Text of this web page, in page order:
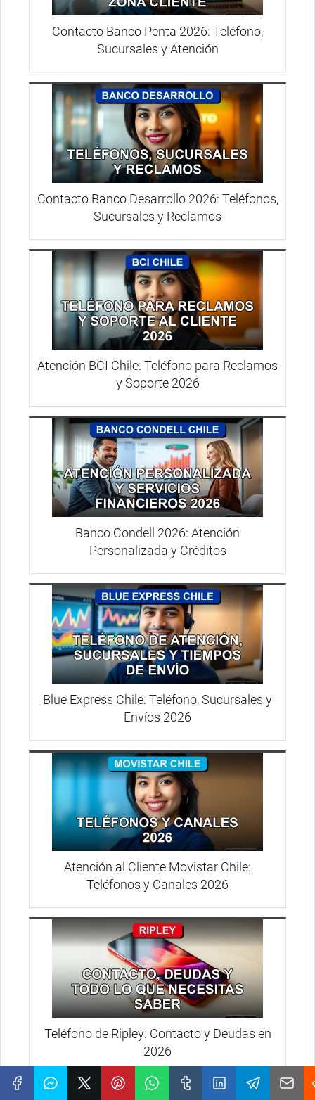
Contacto Banco Penta 2026: Teléfono,
Sucursales y Atención
Contacto Banco Desarrollo 2026: Teléfonos,
Sucursales y Reclamos
Atención BCI Chile: Teléfono para Reclamos
y Soporte 2026
Banco Condell 2026: Atención
Personalizada y Créditos
Blue Express Chile: Teléfono, Sucursales y
Envíos 2026
Atención al Cliente Movistar Chile:
Teléfonos y Canales 2026
Teléfono de Ripley: Contacto y Deudas en
2026